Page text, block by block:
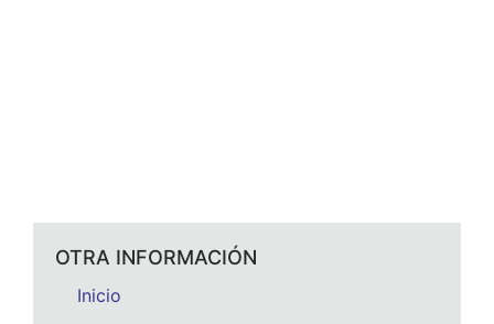
OTRA INFORMACIÓN
Inicio